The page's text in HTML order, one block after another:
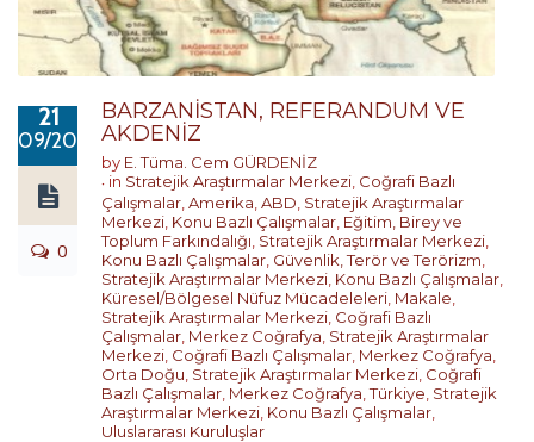
21
09/2017
0
BARZANİSTAN, REFERANDUM VE
AKDENİZ
by E. Tüma. Cem GÜRDENİZ
in Stratejik Araştırmalar Merkezi Coğrafi Bazlı
Çalışmalar Amerika ABD Stratejik Araştırmalar
Merkezi Konu Bazlı Çalışmalar Eğitim, Birey ve
Toplum Farkındalığı Stratejik Araştırmalar Merkezi
Konu Bazlı Çalışmalar Güvenlik, Terör ve Terörizm
Stratejik Araştırmalar Merkezi Konu Bazlı Çalışmalar
Küresel/Bölgesel Nüfuz Mücadeleleri Makale
Stratejik Araştırmalar Merkezi Coğrafi Bazlı
Çalışmalar Merkez Coğrafya Stratejik Araştırmalar
Merkezi Coğrafi Bazlı Çalışmalar Merkez Coğrafya
Orta Doğu Stratejik Araştırmalar Merkezi Coğrafi
Bazlı Çalışmalar Merkez Coğrafya ,Türkiye Stratejik
Araştırmalar Merkezi Konu Bazlı Çalışmalar
Uluslararası Kuruluşlar